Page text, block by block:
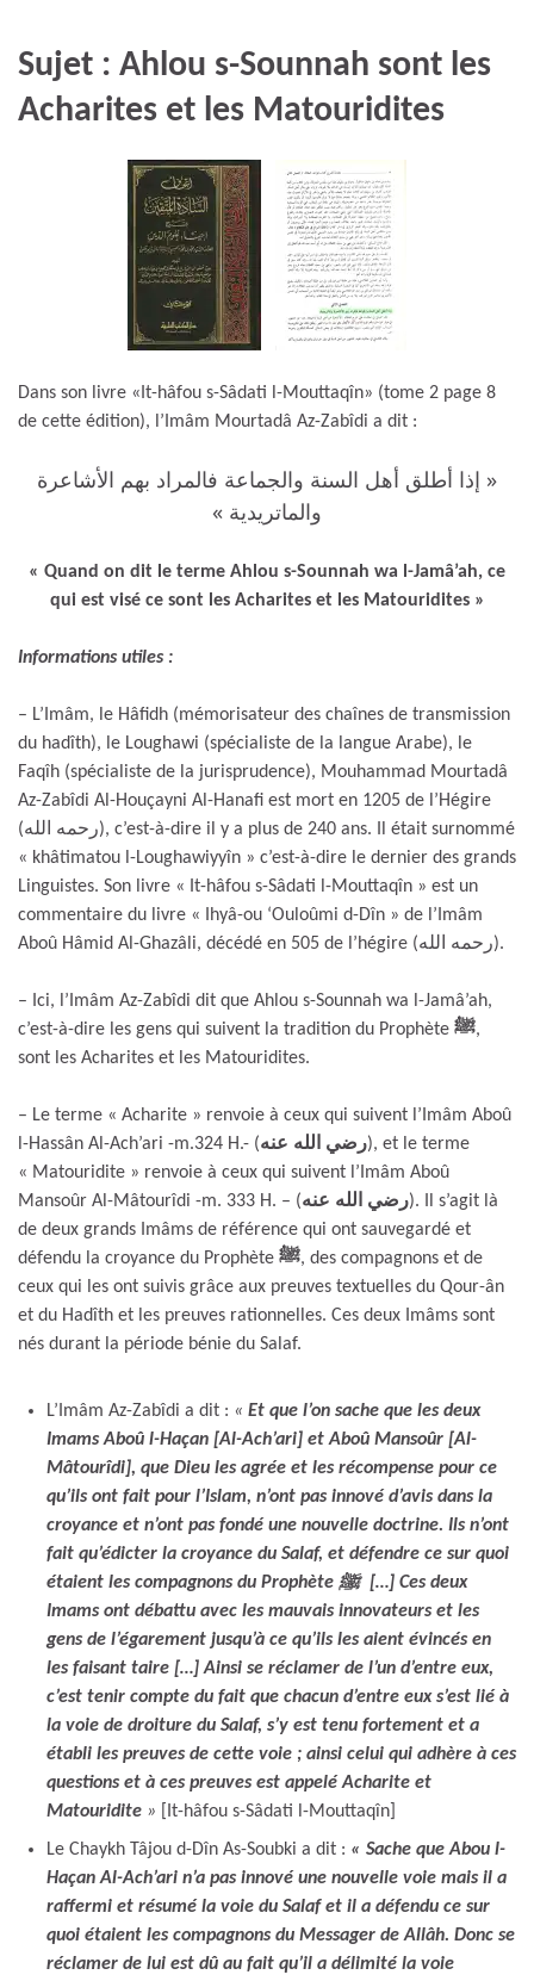
Sujet : Ahlou s-Sounnah sont les
Acharites et les Matouridites
Dans son livre «It-hâfou s-Sâdati l-Mouttaqîn» (tome 2 page 8
de cette édition), l’Imâm Mourtadâ Az-Zabîdi a dit :
« إذا أطلق أهل السنة والجماعة فالمراد بهم الأشاعرة
والماتريدية »
« Quand on dit le terme Ahlou s-Sounnah wa l-Jamâ’ah, ce
qui est visé ce sont les Acharites et les Matouridites »
Informations utiles :
– L’Imâm, le Hâfidh (mémorisateur des chaînes de transmission
du hadîth), le Loughawi (spécialiste de la langue Arabe), le
Faqîh (spécialiste de la jurisprudence), Mouhammad Mourtadâ
Az-Zabîdi Al-Houçayni Al-Hanafi est mort en 1205 de l’Hégire
(رحمه الله), c’est-à-dire il y a plus de 240 ans. Il était surnommé
« khâtimatou l-Loughawiyyîn » c’est-à-dire le dernier des grands
Linguistes. Son livre « It-hâfou s-Sâdati l-Mouttaqîn » est un
commentaire du livre « Ihyâ-ou ‘Ouloûmi d-Dîn » de l’Imâm
Aboû Hâmid Al-Ghazâli, décédé en 505 de l’hégire (رحمه الله).
– Ici, l’Imâm Az-Zabîdi dit que Ahlou s-Sounnah wa l-Jamâ’ah,
c’est-à-dire les gens qui suivent la tradition du Prophète ﷺ,
sont les Acharites et les Matouridites.
– Le terme « Acharite » renvoie à ceux qui suivent l’Imâm Aboû
l-Hassân Al-Ach’ari -m.324 H.- (رضي الله عنه), et le terme
« Matouridite » renvoie à ceux qui suivent l’Imâm Aboû
Mansoûr Al-Mâtourîdi -m. 333 H. – (رضي الله عنه). Il s’agit là
de deux grands Imâms de référence qui ont sauvegardé et
défendu la croyance du Prophète ﷺ, des compagnons et de
ceux qui les ont suivis grâce aux preuves textuelles du Qour-ân
et du Hadîth et les preuves rationnelles. Ces deux Imâms sont
nés durant la période bénie du Salaf.
L’Imâm Az-Zabîdi a dit : « Et que l’on sache que les deux
Imams Aboû l-Haçan [Al-Ach’ari] et Aboû Mansoûr [Al-
Mâtourîdi], que Dieu les agrée et les récompense pour ce
qu’ils ont fait pour l’Islam, n’ont pas innové d’avis dans la
croyance et n’ont pas fondé une nouvelle doctrine. Ils n’ont
fait qu’édicter la croyance du Salaf, et défendre ce sur quoi
étaient les compagnons du Prophète ﷺ […] Ces deux
Imams ont débattu avec les mauvais innovateurs et les
gens de l’égarement jusqu’à ce qu’ils les aient évincés en
les faisant taire […] Ainsi se réclamer de l’un d’entre eux,
c’est tenir compte du fait que chacun d’entre eux s’est lié à
la voie de droiture du Salaf, s’y est tenu fortement et a
établi les preuves de cette voie ; ainsi celui qui adhère à ces
questions et à ces preuves est appelé Acharite et
Matouridite » [It-hâfou s-Sâdati l-Mouttaqîn]
Le Chaykh Tâjou d-Dîn As-Soubki a dit : « Sache que Abou l-
Haçan Al-Ach’ari n’a pas innové une nouvelle voie mais il a
raffermi et résumé la voie du Salaf et il a défendu ce sur
quoi étaient les compagnons du Messager de Allâh. Donc se
réclamer de lui est dû au fait qu’il a délimité la voie